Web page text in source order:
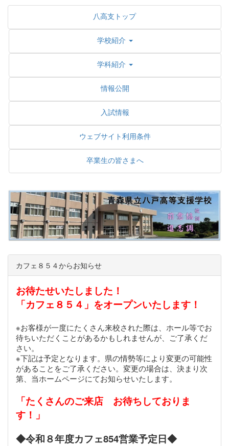
八高支トップ
学校紹介
学科紹介
情報公開
入試情報
ウェブサイト利用条件
卒業生の皆さまへ
カフェ８５４からお知らせ
お待たせいたしました！
「カフェ８５４」をオープンいたします！
※お客様が一度にたくさん来校された際は、ホール等でお
待ちいただくことがあるかもしれませんが、ご了承くだ
さい。
※下記は予定となります。県の情勢等により変更の可能性
があることをご了承ください。変更の場合は、決まり次
第、当ホームページにてお知らせいたします。
「たくさんのご来店 お待ちしておりま
す！」
◆令和８年度カフェ854営業予定日◆